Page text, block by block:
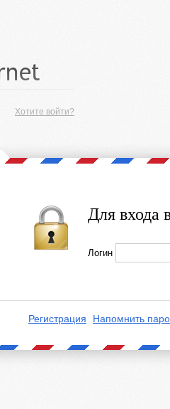
Хотите войти?
Для входа
Логин
Регистрация Напомнить